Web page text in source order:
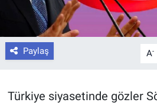
Paylaş A-
Türkiye siyasetinde gözler